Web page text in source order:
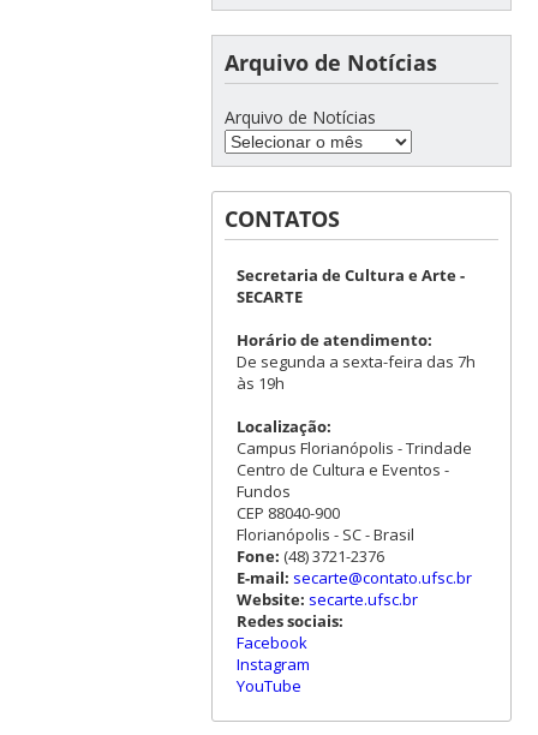
Arquivo de Notícias
Arquivo de Notícias
CONTATOS
Secretaria de Cultura e Arte -
SECARTE
Horário de atendimento:
De segunda a sexta-feira das 7h
às 19h
Localização:
Campus Florianópolis - Trindade
Centro de Cultura e Eventos -
Fundos
CEP 88040-900
Florianópolis - SC - Brasil
Fone: (48) 3721-2376
E-mail: secarte@contato.ufsc.br
Website: secarte.ufsc.br
Redes sociais:
Facebook
Instagram
YouTube